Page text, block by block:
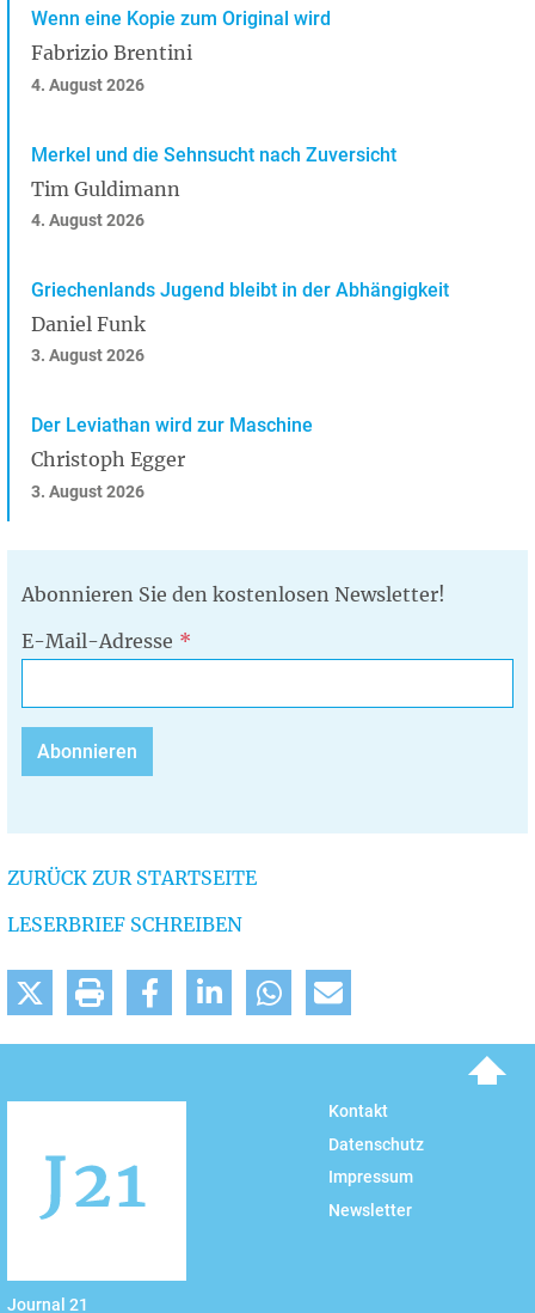
Wenn eine Kopie zum Original wird
Fabrizio Brentini
4. August 2026
Merkel und die Sehnsucht nach Zuversicht
Tim Guldimann
4. August 2026
Griechenlands Jugend bleibt in der Abhängigkeit
Daniel Funk
3. August 2026
Der Leviathan wird zur Maschine
Christoph Egger
3. August 2026
Abonnieren Sie den kostenlosen Newsletter!
E-Mail-Adresse
ZURÜCK ZUR STARTSEITE
LESERBRIEF SCHREIBEN
Journal 21
Kontakt
Datenschutz
Impressum
Newsletter